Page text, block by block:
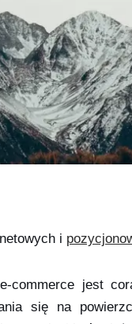
i
commerce jest
się na